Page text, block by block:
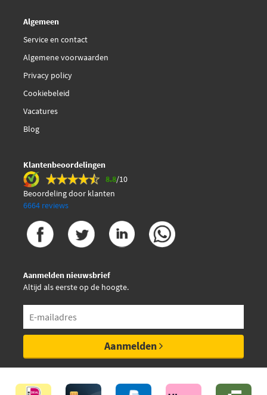
Algemeen
Service en contact
Algemene voorwaarden
Privacy policy
Cookiebeleid
Vacatures
Blog
Klantenbeoordelingen
8.8/10
Beoordeling door klanten
6664 reviews
Aanmelden nieuwsbrief
Altijd als eerste op de hoogte.
Aanmelden